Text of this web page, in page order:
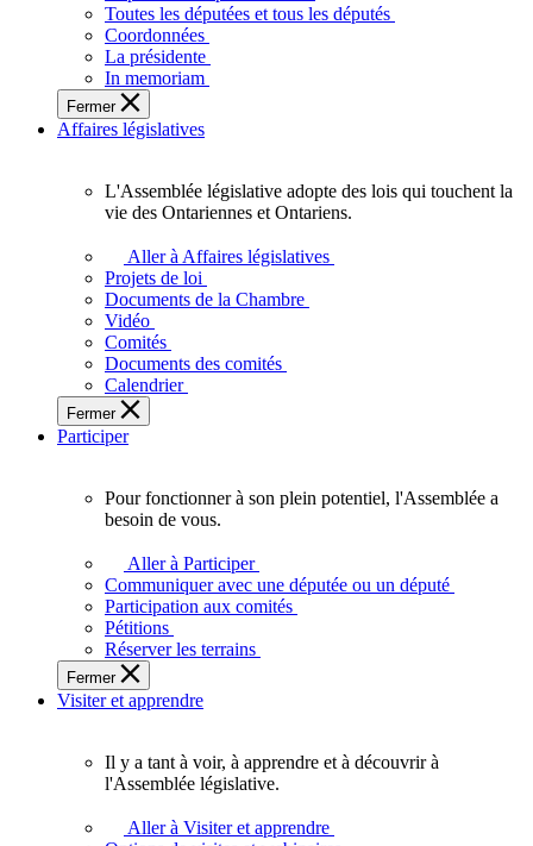
vous
représentent
sein
de
l'Assemblée
législative
l'Ontario.
Toutes les députées et tous les députés
Coordonnées
La présidente
In memoriam
Fermer
Affaires législatives
L'Assemblée
adopte
touchent
des
Ontariennes
et
L'Assemblée législative adopte des lois qui touchent la
vie des Ontariennes et Ontariens.
Aller à Affaires législatives
Projets de loi
Documents de la Chambre
Vidéo
Comités
Documents des comités
Calendrier
Fermer
Participer
plein
potentiel,
l'Assemblée
a
besoin
de
Pour fonctionner à son plein potentiel, l'Assemblée a
besoin de vous.
Aller à Participer
Communiquer avec une députée ou un député
Participation aux comités
Pétitions
Réserver les terrains
Fermer
Visiter et apprendre
Il y a tant à voir, à apprendre et à découvrir à
l'Assemblée législative.
Aller à Visiter et apprendre